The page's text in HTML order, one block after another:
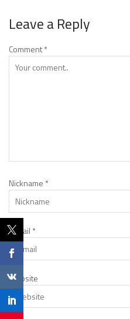
Leave a Reply
Comment*
Nickname *
E-mail *
Website